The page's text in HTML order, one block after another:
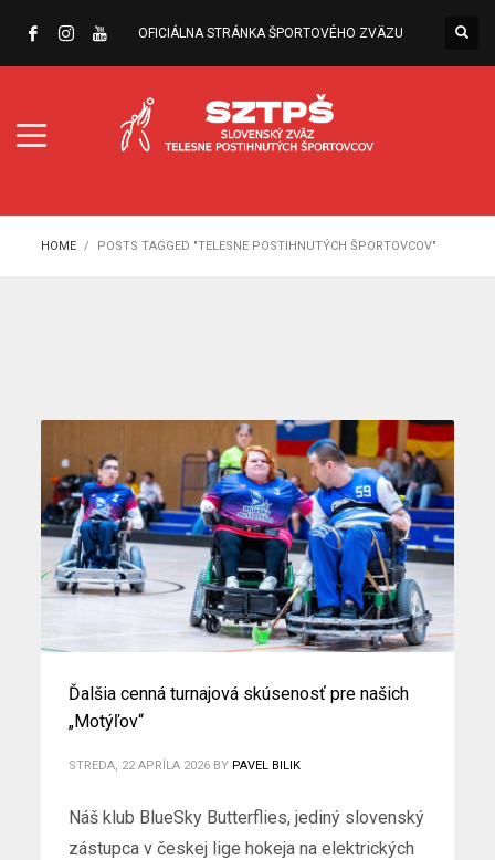
OFICIÁLNA STRÁNKA ŠPORTOVÉHO ZVÄZU
HOME POSTS TAGGED "TELESNE POSTIHNUTÝCH ŠPORTOVCOV"
Ďalšia cenná turnajová skúsenosť pre našich
„Motýľov“
STREDA, 22 APRÍLA 2026 BY PAVEL BILIK
Náš klub BlueSky Butterflies, jediný slovenský
zástupca v českej lige hokeja na elektrických